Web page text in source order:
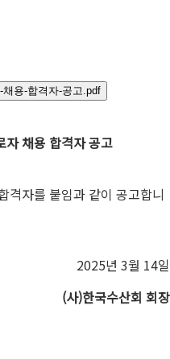
용-합격자-공고.pdf
자 채용 합격자 공고
격자를 붙임과 같이 공고합니
2025년 3월 14일
(사)한국수산회 회장